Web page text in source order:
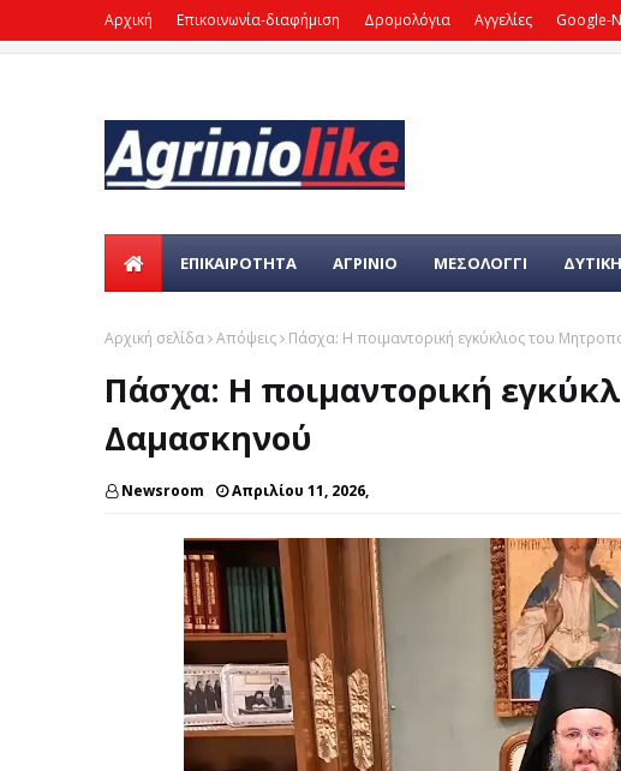
Αρχική Επικοινωνία-διαφήμιση Δρομολόγια Αγγελίες Google-
ΕΠΙΚΑΙΡΌΤΗΤΑ ΑΓΡΙΝΙΟ ΜΕΣΟΛΟΓΓΙ
Αρχική σελίδα Απόψεις Πάσχα: Η ποιμαντορική εγκύκλιος του
Πάσχα: Η ποιμαντορική
Δαμασκηνού
Newsroom Απριλίου 11, 2026,